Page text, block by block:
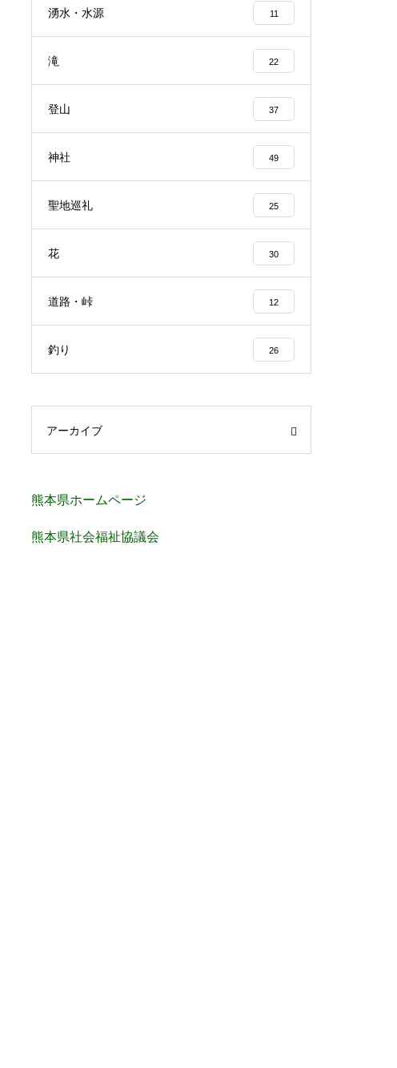
湧水・水源 11
滝 22
登山 37
神社 49
聖地巡礼 25
花 30
道路・峠 12
釣り 26
アーカイブ
熊本県ホームページ
熊本県社会福祉協議会